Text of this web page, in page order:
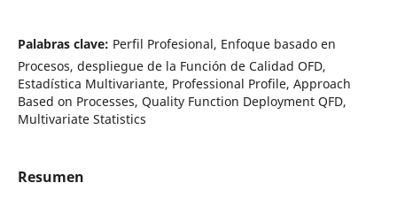
Palabras clave: Perfil Profesional, Enfoque basado en
Procesos, despliegue de la Función de Calidad OFD,
Estadística Multivariante, Professional Profile, Approach
Based on Processes, Quality Function Deployment QFD,
Multivariate Statistics
Resumen